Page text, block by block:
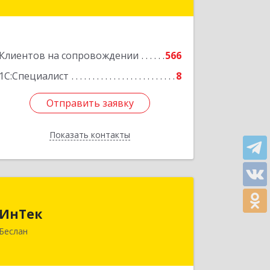
Клиентов на сопровождении
566
1С:Специалист
8
Отправить заявку
Показать контакты
Подробнее
Отправить заявку
Назад
ИнТек
Беслан